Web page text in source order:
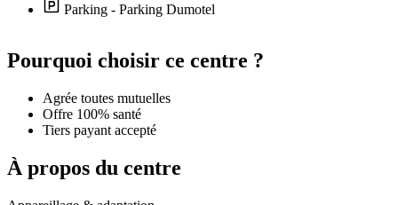
Parking - Parking Dumotel
+
Leaflet
Pourquoi choisir ce centre ?
Agrée toutes mutuelles
Offre 100% santé
Tiers payant accepté
À propos du centre